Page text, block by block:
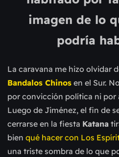
imagen de lo
podría
La caravana me hizo olvidar
Bandalos Chinos en el Sur.
por convicción política ni por
Luego de Jiménez, el fin de
cerrarse en la fiesta Katana
bien qué hacer con Los
una triste sombra de lo que